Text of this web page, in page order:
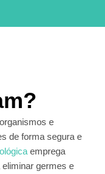
e
de forma segura e
emprega
germes e